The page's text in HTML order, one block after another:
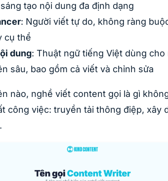
tạo nội dung đa định dạng
: Người viết tự do, không ràng
cụ thể
dung: Thuật ngữ tiếng Việt dùng cho
sâu, bao gồm cả viết và chỉnh sửa
nào, nghề viết content gọi là gì
công việc: truyền tải thông điệp, xây